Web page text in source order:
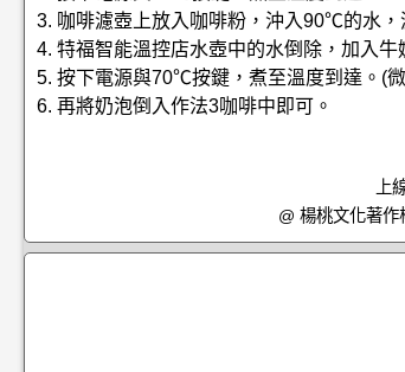
3. 咖啡濾壺上放入咖啡粉，沖入90℃的水，
4. 特福智能溫控店水壺中的水倒除，加入牛
5. 按下電源與70℃按鍵，煮至溫度到達。(
6. 再將奶泡倒入作法3咖啡中即可。
上
@ 楊桃文化著